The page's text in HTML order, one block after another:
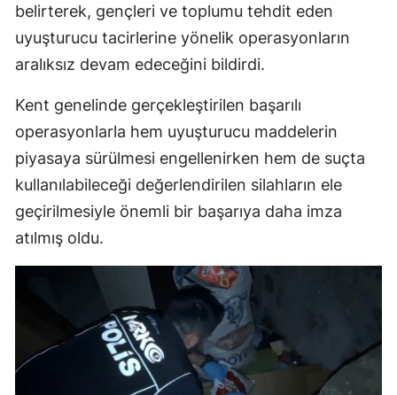
belirterek, gençleri ve toplumu tehdit eden
uyuşturucu tacirlerine yönelik operasyonların
aralıksız devam edeceğini bildirdi.
Kent genelinde gerçekleştirilen başarılı
operasyonlarla hem uyuşturucu maddelerin
piyasaya sürülmesi engellenirken hem de suçta
kullanılabileceği değerlendirilen silahların ele
geçirilmesiyle önemli bir başarıya daha imza
atılmış oldu.